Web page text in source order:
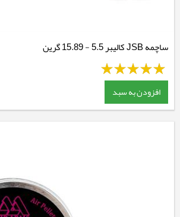
ساچمه JSB کالیبر 5.5 - 15.89 گرین
افزودن به سبد